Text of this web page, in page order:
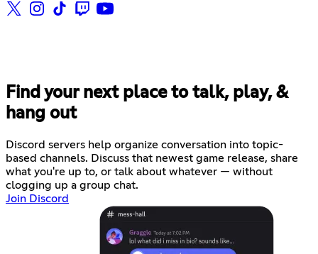
Find your next place to talk, play, &
hang out
Discord servers help organize conversation into topic-
based channels. Discuss that newest game release, share
what you're up to, or talk about whatever — without
clogging up a group chat.
Join Discord